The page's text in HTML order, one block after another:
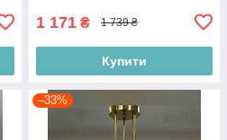
1 171 ₴ 1 739 ₴
Купити
–33%